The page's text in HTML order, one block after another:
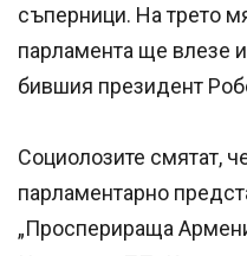
съперници. На трето
парламента ще влезе
бившия президент
Социолозите смятат,
парламентарно
„Просперираща